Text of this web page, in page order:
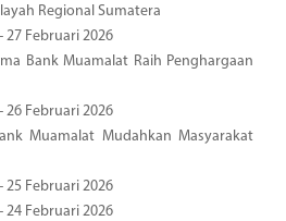
Regional Sumatera
27 Februari 2026
Bank Muamalat Raih Penghargaan
26 Februari 2026
Muamalat Mudahkan Masyarakat
25 Februari 2026
24 Februari 2026